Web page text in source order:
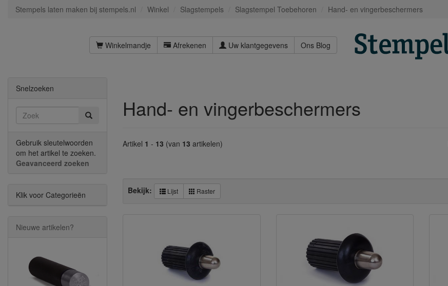
Stempels laten maken bij stempels.nl Winkel Slagstempels Slagstempel Toebehoren Hand- en vingerbeschermers
Winkelmandje Afrekenen Uw klantgegevens Ons Blog
Hand- en vingerbeschermers
Artikel 1 - 13 (van 13 artikelen)
Bekijk: Lijst Raster
Snelzoeken
Gebruik sleutelwoorden
om het artikel te zoeken.
Geavanceerd zoeken
Klik voor Categorieën
Nieuwe artikelen?